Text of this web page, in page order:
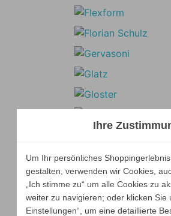
Ihre
Um Ihr persönliches
gestalten, verwenden wir Cookies,
„Ich stimme zu“ um alle Cookies zu
weiter zu navigieren; oder klicken Sie
Einstellungen“, um eine detaillierte